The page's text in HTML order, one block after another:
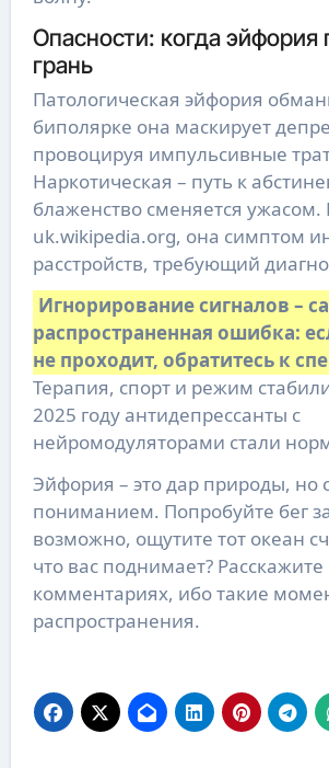
Опасности: когда эйфория
грань
Патологическая эйфория
биполярке она маскирует
провоцируя импульсивные
Наркотическая – путь к
блаженство сменяется ужасом.
uk.wikipedia.org, она симптом
расстройств, требующий
Игнорирование сигналов –
распространенная ошибка:
не проходит, обратитесь к
Терапия, спорт и режим
2025 году антидепрессанты с
нейромодуляторами стали
Эйфория – это дар природы, но
пониманием. Попробуйте бег
возможно, ощутите тот океан
что вас поднимает? Расскажите
комментариях, ибо такие
распространения.